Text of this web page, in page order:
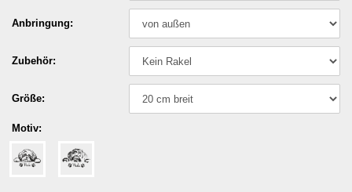
Anbringung:
Zubehör:
Größe:
Motiv: